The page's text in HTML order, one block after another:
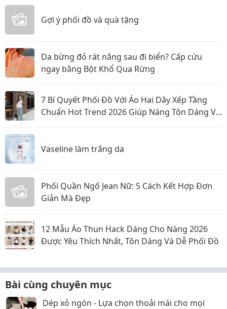
Gợi ý phối đồ và quà tặng
Da bừng đỏ rát nắng sau đi biển? Cấp cứu
ngay bằng Bột Khổ Qua Rừng
7 Bí Quyết Phối Đồ Với Áo Hai Dây Xếp Tầng
Chuẩn Hot Trend 2026 Giúp Nàng Tôn Dáng Và
Vaseline làm trắng da
Phối Quần Ngố Jean Nữ: 5 Cách Kết Hợp Đơn
Giản Mà Đẹp
12 Mẫu Áo Thun Hack Dáng Cho Nàng 2026
Được Yêu Thích Nhất, Tôn Dáng Và Dễ Phối Đồ
Bài cùng chuyên mục
Dép xỏ ngón - Lựa chọn thoải mái cho mọi